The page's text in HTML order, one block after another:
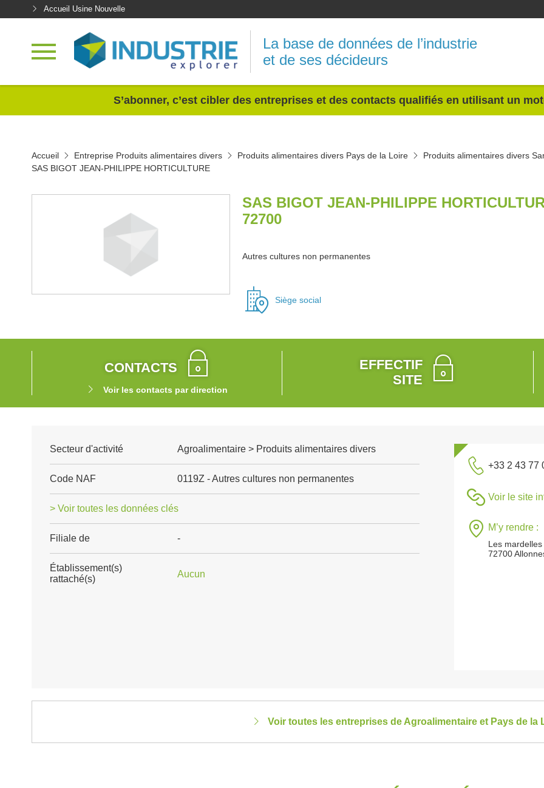
Accueil Usine Nouvelle
La base de données de l’industrie
et de ses décideurs
S’abonner, c’est cibler des entreprises et des contacts qualifiés en utilisant un
Accueil Entreprise Produits alimentaires divers Produits alimentaires divers Pays de la Loire
Produits alimentaires divers
SAS BIGOT JEAN-PHILIPPE HORTICULTURE
SAS BIGOT JEAN-PHILIPPE
72700
Autres cultures non permanentes
Siège social
CONTACTS
Voir les contacts par direction
EFFECTIF
SITE
Secteur d'activité Agroalimentaire > Produits alimentaires divers
Code NAF 0119Z - Autres cultures non permanentes
> Voir toutes les données clés
Filiale de -
Établissement(s)
rattaché(s)
Aucun
+33 2 43 77
Voir le site
M’y rendre :
Les mardelles
72700
Voir toutes les entreprises de Agroalimentaire et Pays de la